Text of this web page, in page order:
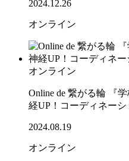
2024.12.26
オンライン
オンライン
Online de 繋がる輪 『
経UP！コーディネー
2024.08.19
オンライン